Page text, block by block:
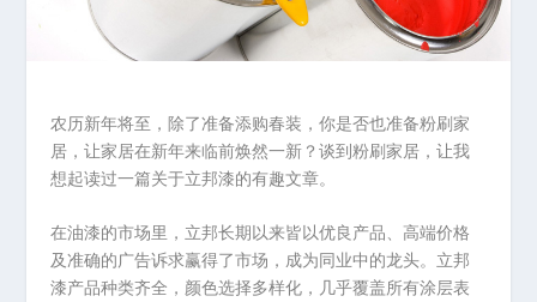
农历新年将至，除了准备添购春装，你是否也准备粉刷家
居，让家居在新年来临前焕然一新？谈到粉刷家居，让我
想起读过一篇关于立邦漆的有趣文章。
在油漆的市场里，立邦长期以来皆以优良产品、高端价格
及准确的广告诉求赢得了市场，成为同业中的龙头。立邦
漆产品种类齐全，颜色选择多样化，几乎覆盖所有涂层表